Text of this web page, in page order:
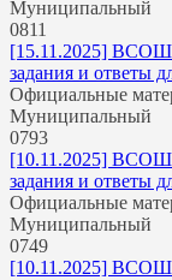
Муниципальный
0811
[15.11.2025] ВСОШ
задания и ответы
Официальные
Муниципальный
0793
[10.11.2025] ВСОШ
задания и ответы
Официальные
Муниципальный
0749
[10.11.2025] ВСОШ